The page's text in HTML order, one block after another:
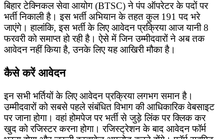
बिहार टेक्निकल सेवा आयोग (BTSC) ने पंप ऑपरेटर के पदों पर
भर्ती निकाली है। इस भर्ती अभियान के तहत कुल 191 पद भरे
जाएंगे। हालांकि, इस भर्ती के लिए आवेदन प्रक्रिया आज यानी 8
फरवरी को समाप्त हो रही है। ऐसे में जिन उम्मीदवारों ने अब तक
आवेदन नहीं किया है, उनके लिए यह आखिरी मौका है।
कैसे करें आवेदन
इन सभी भर्तियों के लिए आवेदन प्रक्रिया लगभग समान है।
उम्मीदवारों को सबसे पहले संबंधित विभाग की आधिकारिक वेबसाइट
पर जाना होगा। वहां होमपेज पर भर्ती से जुड़े लिंक पर क्लिक कर
खुद को रजिस्टर करना होगा। रजिस्ट्रेशन के बाद आवेदन फॉर्म